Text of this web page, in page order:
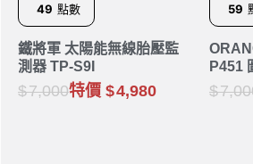
49 點數
鐵將軍 太陽能無線胎壓監
測器 TP-S9I
7,000特價 4,980
59
P451